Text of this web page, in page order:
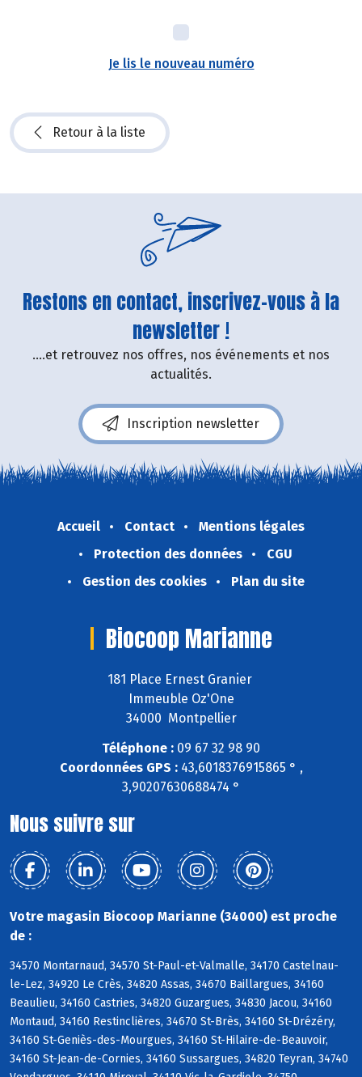
Je lis le nouveau numéro
Retour à la liste
Restons en contact, inscrivez-vous à la
newsletter !
....et retrouvez nos offres, nos événements et nos
actualités.
Inscription newsletter
Accueil Contact
Mentions légales
Protection des données
CGU
Gestion des cookies
Plan du site
Biocoop Marianne
181 Place Ernest Granier
Immeuble Oz'One
34000 Montpellier
Téléphone : 09 67 32 98 90
Coordonnées GPS :43,6018376915865 ° ,
3,90207630688474 °
Nous suivre sur
Votre magasin Biocoop Marianne (34000) est proche
de :
34570 Montarnaud, 34570 St-Paul-et-Valmalle, 34170 Castelnau-
le-Lez, 34920 Le Crès, 34820 Assas, 34670 Baillargues, 34160
Beaulieu, 34160 Castries, 34820 Guzargues, 34830 Jacou, 34160
Montaud, 34160 Restinclières, 34670 St-Brès, 34160 St-Drézéry,
34160 St-Geniès-des-Mourgues, 34160 St-Hilaire-de-Beauvoir,
34160 St-Jean-de-Cornies, 34160 Sussargues, 34820 Teyran, 34740